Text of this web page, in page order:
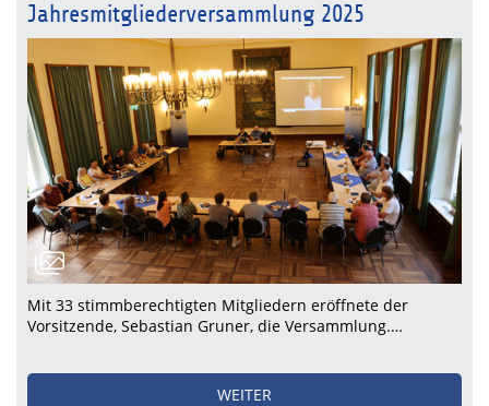
Jahresmitgliederversammlung 2025
Mit 33 stimmberechtigten Mitgliedern eröffnete der
Vorsitzende, Sebastian Gruner, die Versammlung.…
WEITER